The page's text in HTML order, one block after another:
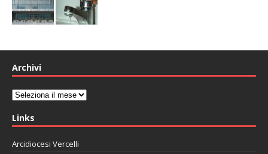
Archivi
Archivi
Links
Arcidiocesi Vercelli